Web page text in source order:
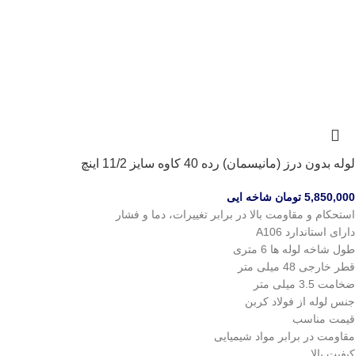
لوله بدون درز (مانیسمان) رده 40 کاوه سایز 11/2 اینچ
5,850,000 تومان شاخه ایی
استحکام و مقاومت بالا در برابر تغییرات، دما و فشار
دارای استاندارد A106
طول شاخه لوله ها 6 متری
قطر خارجی 48 میلی متر
ضخامت 3.5 میلی متر
جنس لوله از فولاد کربن
قیمت مناسب
مقاومت در برابر مواد شیمیایی